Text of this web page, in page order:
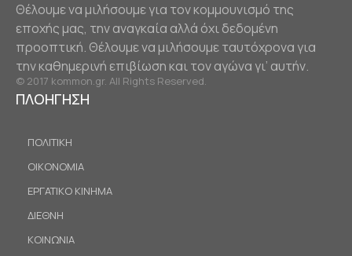
Θέλουμε να μιλήσουμε για τον κομμουνισμό της
εποχής μας, την αναγκαία αλλά όχι δεδομένη
προοπτική. Θέλουμε να μιλήσουμε ταυτόχρονα για
την καθημερινή επιβίωση και τον αγώνα γι’ αυτήν.
© 2017 kommon.gr. All Rights Reserved.
ΠΛΟΗΓΗΣΗ
ΠΟΛΙΤΙΚΗ
ΟΙΚΟΝΟΜΙΑ
ΕΡΓΑΤΙΚΟ ΚΙΝΗΜΑ
ΔΙΕΘΝΗ
ΚΟΙΝΩΝΙΑ